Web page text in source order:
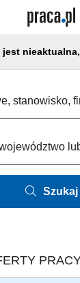
jest
Szukaj